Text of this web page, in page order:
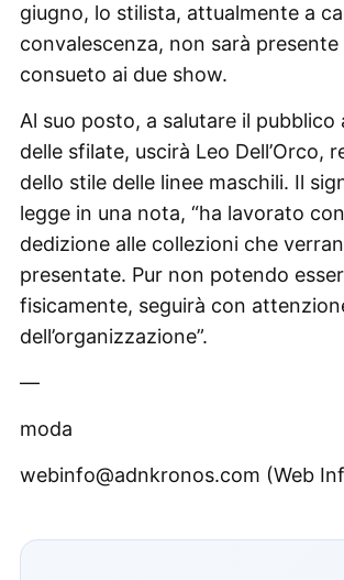
giugno, lo stilista, attualmente a
convalescenza, non sarà
consueto ai due show.
Al suo posto, a salutare il pubblico
delle sfilate, uscirà Leo Dell’Orco,
dello stile delle linee maschili. Il
legge in una nota, “ha lavorato
dedizione alle collezioni che
presentate. Pur non potendo
fisicamente, seguirà con
dell’organizzazione”.
—
moda
webinfo@adnkronos.com (Web